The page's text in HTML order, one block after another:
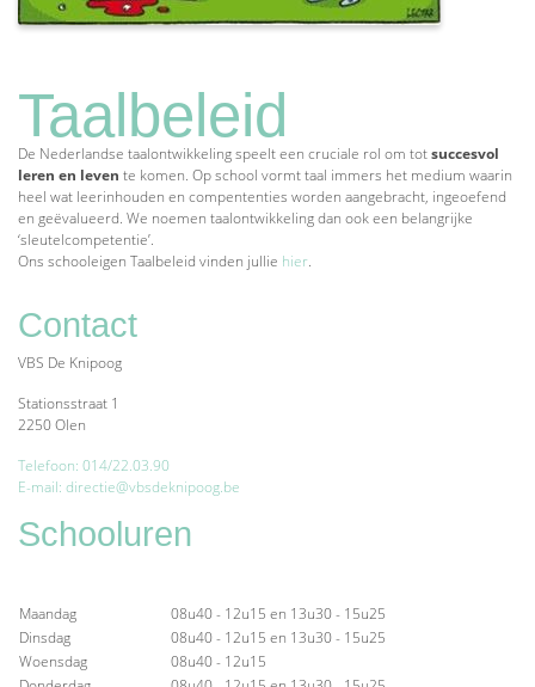
Taalbeleid
De Nederlandse taalontwikkeling speelt een cruciale rol om totsuccesvol
leren en leven te komen. Op school vormt taal immers het medium waarin
heel wat leerinhouden en compententies worden aangebracht, ingeoefend
en geëvalueerd. We noemen taalontwikkeling dan ook een belangrijke
‘sleutelcompetentie’.
Ons schooleigen Taalbeleid vinden jullie hier.
Contact
VBS De Knipoog
Stationsstraat 1
2250 Olen
Telefoon: 014/22.03.90
E-mail: directie@vbsdeknipoog.be
Schooluren
Maandag
08u40 - 12u15 en 13u30 - 15u25
Dinsdag
08u40 - 12u15 en 13u30 - 15u25
Woensdag
08u40 - 12u15